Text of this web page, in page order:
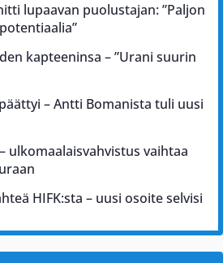
lupaavan puolustajan: ”Paljon
kapteeninsa – ”Urani suurin
– Antti Bomanista tuli uusi
ulkomaalaisvahvistus vaihtaa
HIFK:sta – uusi osoite selvisi